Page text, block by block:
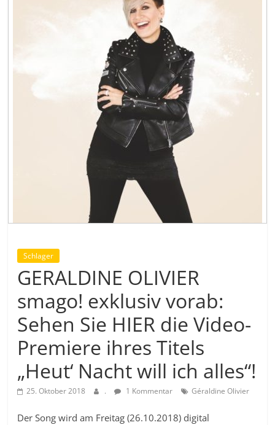
Schlager
GERALDINE OLIVIER
smago! exklusiv vorab:
Sehen Sie HIER die Video-
Premiere ihres Titels
„Heut‘ Nacht will ich alles“!
25. Oktober 2018 . 1 Kommentar Géraldine Olivier
Der Song wird am Freitag (26.10.2018) digital